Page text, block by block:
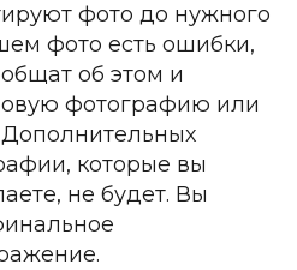
фото до нужного
фото есть ошибки,
об этом и
фотографию или
Дополнительных
которые вы
не будет. Вы